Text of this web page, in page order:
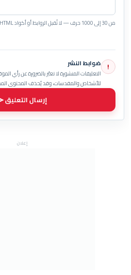
من 30 إلى 1000 حرف — لا تُقبل الروابط أو أكواد HTML.
! ضوابط النشر
التعليقات المنشورة لا تعبّر بالضرورة عن رأي
للأشخاص والمقدسات، وقد يُحذف المحتوى
إرسال التعليق
إعلان